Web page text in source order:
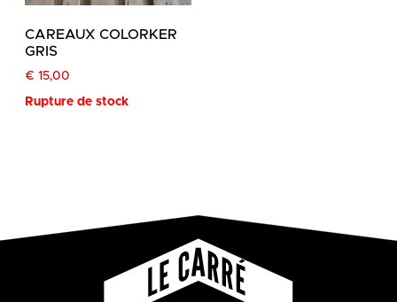
CAREAUX COLORKER
GRIS
€ 15,00
Rupture de stock